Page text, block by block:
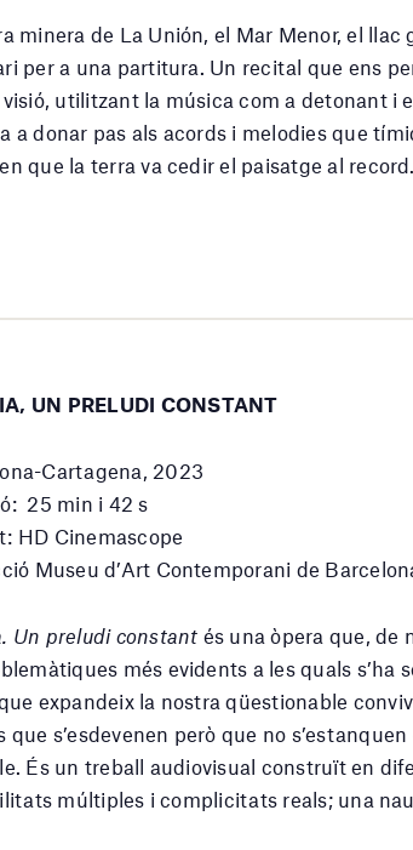
minera de La Unión, el Mar Menor, el
per a una partitura. Un recital que ens
utilitzant la música com a detonant i
a donar pas als acords i melodies que
que la terra va cedir el paisatge al record.
UN PRELUDI CONSTANT
Cartagena, 2023
25 min i 42 s
HD Cinemascope
Museu d’Art Contemporani de
Un preludi constant és una òpera que, de
més evidents a les quals
expandeix la nostra qüestionable
que s’esdevenen però que no
És un treball audiovisual construït en
múltiples i complicitats reals; una